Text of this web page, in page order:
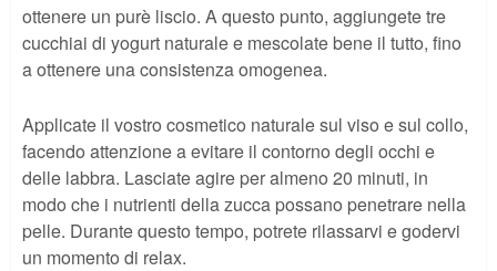
ottenere un purè liscio. A questo punto, aggiungete tre
cucchiai di yogurt naturale e mescolate bene il tutto, fino
a ottenere una consistenza omogenea.
Applicate il vostro cosmetico naturale sul viso e sul collo,
facendo attenzione a evitare il contorno degli occhi e
delle labbra. Lasciate agire per almeno 20 minuti, in
modo che i nutrienti della zucca possano penetrare nella
pelle. Durante questo tempo, potrete rilassarvi e godervi
un momento di relax.